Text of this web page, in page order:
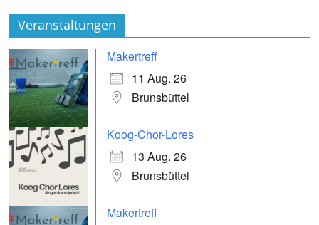
Veranstaltungen
Makertreff
11 Aug. 26
Brunsbüttel
Koog-Chor-Lores
13 Aug. 26
Brunsbüttel
Makertreff